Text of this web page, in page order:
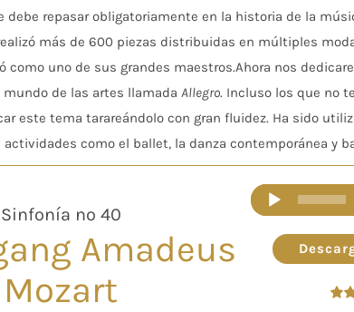
debe repasar obligatoriamente en la historia de la
más de 600 piezas distribuidas en múltiples
uno de sus grandes maestros.Ahora nos
de las artes llamadaAllegro. Incluso los que no
este tema tarareándolo con gran fluidez. Ha sido
como el ballet, la danza contemporánea y
Sinfonía nº 40
Amadeus
Mozart